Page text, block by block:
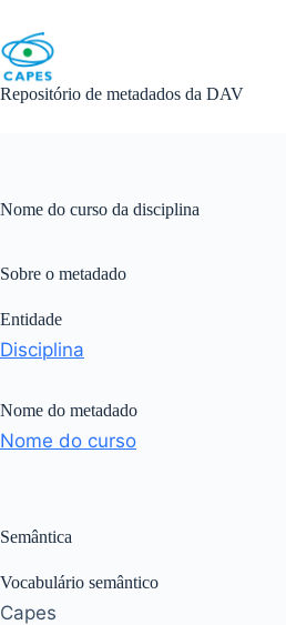
content
Repositório de metadados da DAV
Nome do curso da disciplina
Sobre o metadado
Entidade
Disciplina
Nome do metadado
Nome do curso
Semântica
Vocabulário semântico
Capes